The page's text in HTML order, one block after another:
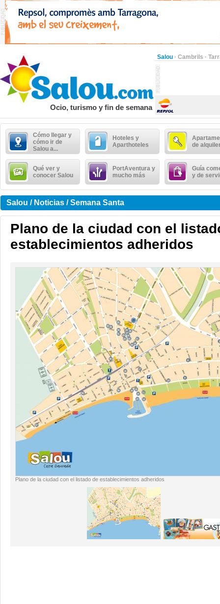
Salou · Cambrils ·
Ocio, turismo y fin de semana
Cómo llegar y
cómo ir de
Salou a...
Hoteles y
Aparthoteles
de
Qué ver y
conocer Salou
PortAventura y
mucho más
Guía
y de
Salou / Noticias / Semana Santa
Plano de la ciudad con el
establecimientos adheridos
Plano de la ciudad con el listado de establecimientos adheridos